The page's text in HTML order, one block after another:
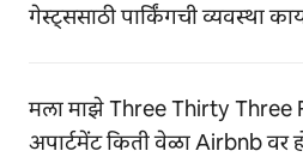
गेस्ट्ससाठी पार्किंगची व्यवस्था
मला माझे Three Thirty Three
अपार्टमेंट किती वेळा Airbnb वर